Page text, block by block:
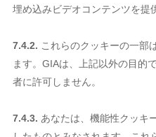
埋め込みビデオコンテンツを提
7.4.2. これらのクッキーの一部
ます。GIAは、上記以外の目的
者に許可しません。
7.4.3. あなたは、機能性クッキ